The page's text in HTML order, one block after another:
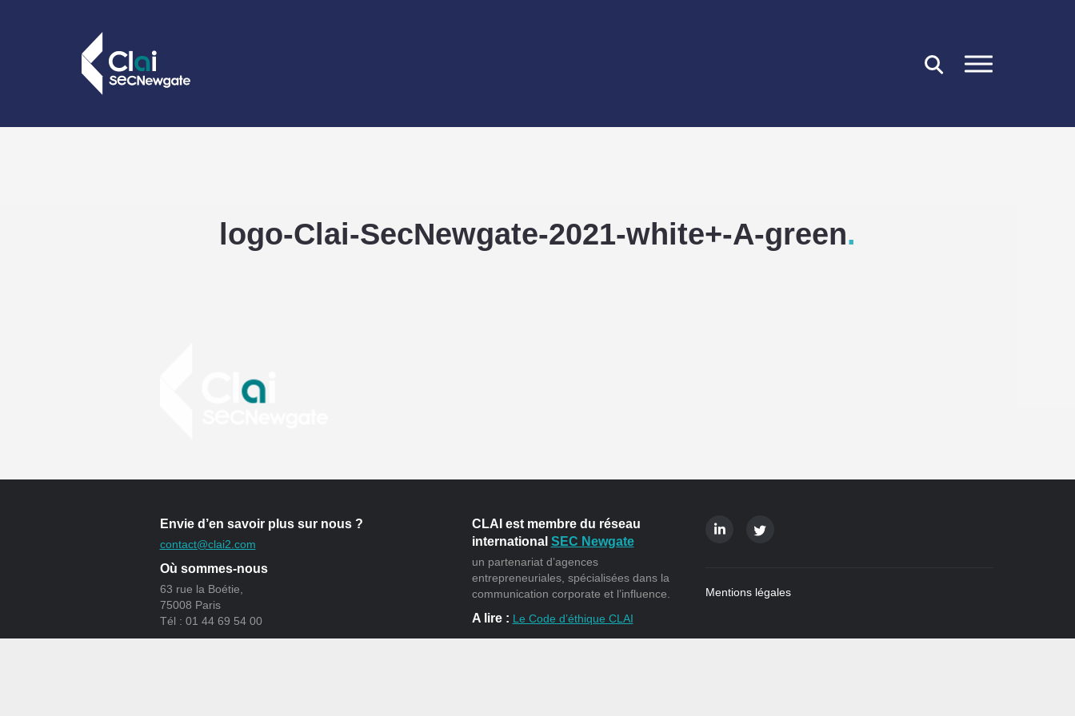
logo-Clai-SecNewgate-2021-white+-A-green
Envie d’en savoir plus sur nous ?
contact@clai2.com
Où sommes-nous
63 rue la Boétie,
75008 Paris
Tél : 01 44 69 54 00
Mentions légales
CLAI est membre du réseau
international SEC Newgate
un partenariat d’agences
entrepreneuriales, spécialisées dans la
communication corporate et l’influence.
A lire : Le Code d’éthique CLAI